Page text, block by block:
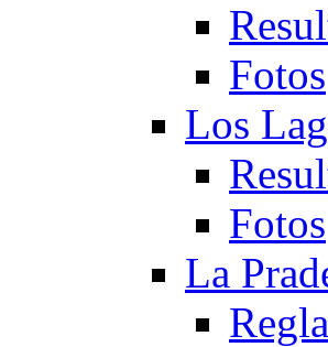
Fotos
Los
Fotos
La